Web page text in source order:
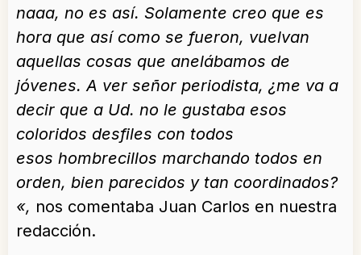
naaa, no es así. Solamente creo que es
hora que así como se fueron, vuelvan
aquellas cosas que anelábamos de
jóvenes. A ver señor periodista, ¿me va a
decir que a Ud. no le gustaba esos
coloridos desfiles con todos
esos hombrecillos marchando todos en
orden, bien parecidos y tan coordinados?
«, nos comentaba Juan Carlos en nuestra
redacción.